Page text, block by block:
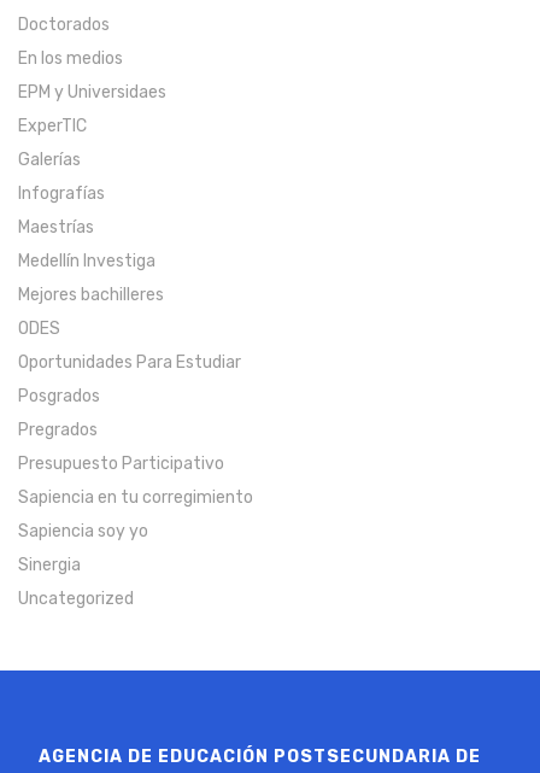
Doctorados
En los medios
EPM y Universidaes
ExperTIC
Galerías
Infografías
Maestrías
Medellín Investiga
Mejores bachilleres
ODES
Oportunidades Para Estudiar
Posgrados
Pregrados
Presupuesto Participativo
Sapiencia en tu corregimiento
Sapiencia soy yo
Sinergia
Uncategorized
AGENCIA DE EDUCACIÓN POSTSECUNDARIA DE